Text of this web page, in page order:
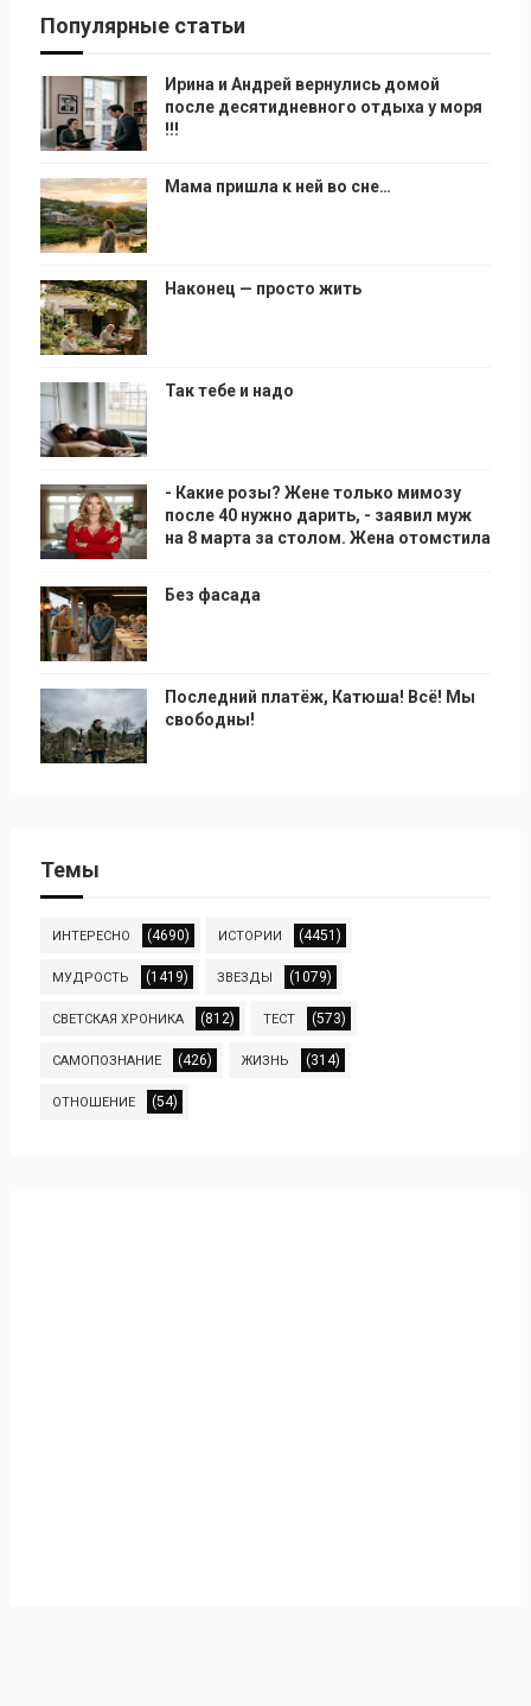
Популярные статьи
Ирина и Андрей вернулись домой
после десятидневного отдыха у моря
!!!
Мама пришла к ней во сне…
Наконец — просто жить
Так тебе и надо
- Какие розы? Жене только мимозу
после 40 нужно дарить, - заявил муж
на 8 марта за столом. Жена отомстила
Без фасада
Последний платёж, Катюша! Всё! Мы
свободны!
Темы
ИНТЕРЕСНО (4690) ИСТОРИИ (4451)
МУДРОСТЬ (1419) ЗВЕЗДЫ (1079)
СВЕТСКАЯ ХРОНИКА (812) ТЕСТ (573)
САМОПОЗНАНИЕ (426) ЖИЗНЬ (314)
ОТНОШЕНИЕ (54)